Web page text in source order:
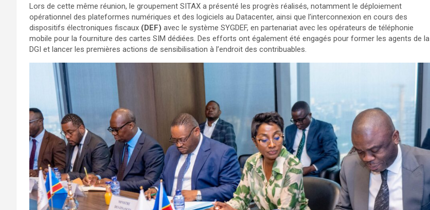
Lors de cette même réunion, le groupement SITAX a présenté les progrès réalisés, notamment le déploiement
opérationnel des plateformes numériques et des logiciels au Datacenter, ainsi que l’interconnexion en cours des
dispositifs électroniques fiscaux (DEF) avec le système SYGDEF, en partenariat avec les opérateurs de téléphonie
mobile pour la fourniture des cartes SIM dédiées. Des efforts ont également été engagés pour former les agents de la
DGI et lancer les premières actions de sensibilisation à l’endroit des contribuables.